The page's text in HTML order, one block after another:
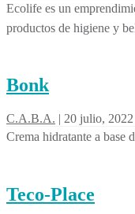
Ecolife es un
productos de higiene y
Bonk
C.A.B.A. | 20 julio, 2022
Crema hidratante a base
Teco-Place